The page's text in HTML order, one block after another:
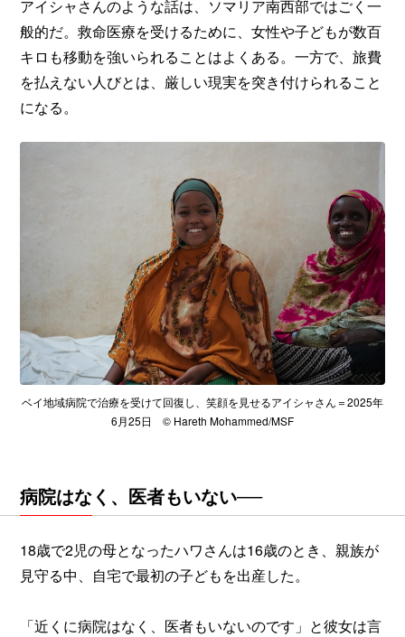
アイシャさんのような話は、ソマリア南西部ではごく一
般的だ。救命医療を受けるために、女性や子どもが数百
キロも移動を強いられることはよくある。一方で、旅費
を払えない人びとは、厳しい現実を突き付けられること
になる。
ベイ地域病院で治療を受けて回復し、笑顔を見せるアイシャさん＝2025年
6月25日 © Hareth Mohammed/MSF
病院はなく、医者もいない──
18歳で2児の母となったハワさんは16歳のとき、親族が
見守る中、自宅で最初の子どもを出産した。
「近くに病院はなく、医者もいないのです」と彼女は言